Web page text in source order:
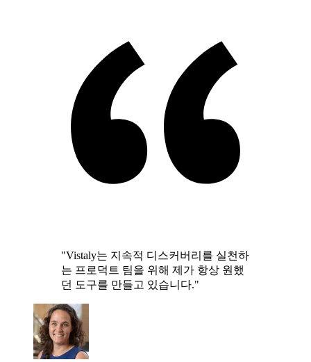
"Vistaly는 지속적 디스커버리를 실천하
는 프로덕트 팀을 위해 제가 항상 원했
던 도구를 만들고 있습니다."